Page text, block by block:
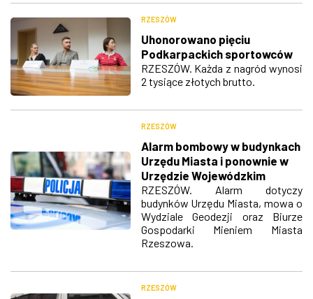
RZESZÓW
Uhonorowano pięciu
Podkarpackich sportowców
RZESZÓW. Każda z nagród wynosi
2 tysiące złotych brutto.
RZESZÓW
Alarm bombowy w budynkach
Urzędu Miasta i ponownie w
Urzędzie Wojewódzkim
RZESZÓW. Alarm dotyczy
budynków Urzędu Miasta, mowa o
Wydziale Geodezji oraz Biurze
Gospodarki Mieniem Miasta
Rzeszowa.
RZESZÓW